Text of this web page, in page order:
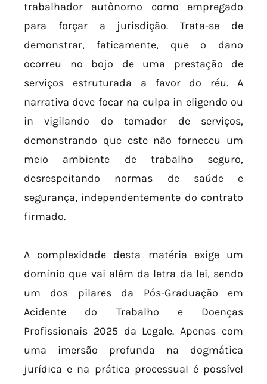
trabalhador autônomo como empregado
para forçar a jurisdição. Trata-se de
demonstrar, faticamente, que o dano
ocorreu no bojo de uma prestação de
serviços estruturada a favor do réu. A
narrativa deve focar na culpa in eligendo ou
in vigilando do tomador de serviços,
demonstrando que este não forneceu um
meio ambiente de trabalho seguro,
desrespeitando normas de saúde e
segurança, independentemente do contrato
firmado.
A complexidade desta matéria exige um
domínio que vai além da letra da lei, sendo
um dos pilares da Pós-Graduação em
Acidente do Trabalho e Doenças
Profissionais 2025 da Legale. Apenas com
uma imersão profunda na dogmática
jurídica e na prática processual é possível